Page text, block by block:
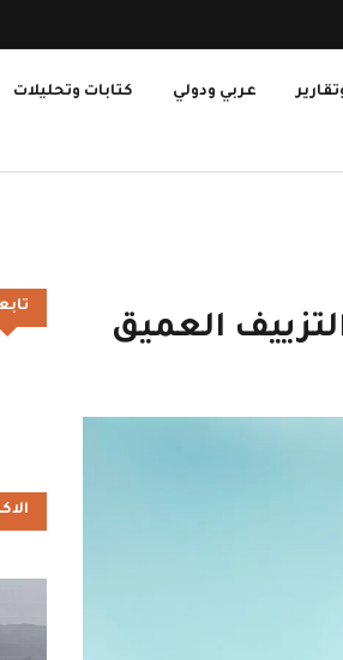
عربي ودولي كتابات وتحليلات
العميق